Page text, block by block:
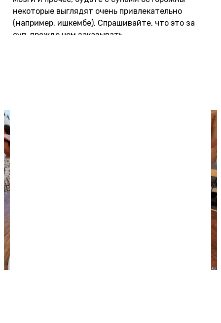
некоторые выглядят очень привлекательно
(например, ишкембе). Спрашивайте, что это за
суп, прежде чем заказывать.